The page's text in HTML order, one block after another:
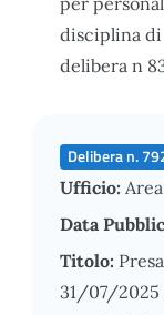
disciplina
delibera n
Delibera n.
Ufficio:
Data
Titolo:
31/07/2025